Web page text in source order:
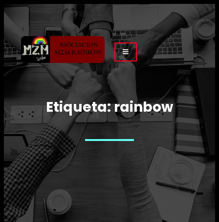
Etiqueta:rainbow